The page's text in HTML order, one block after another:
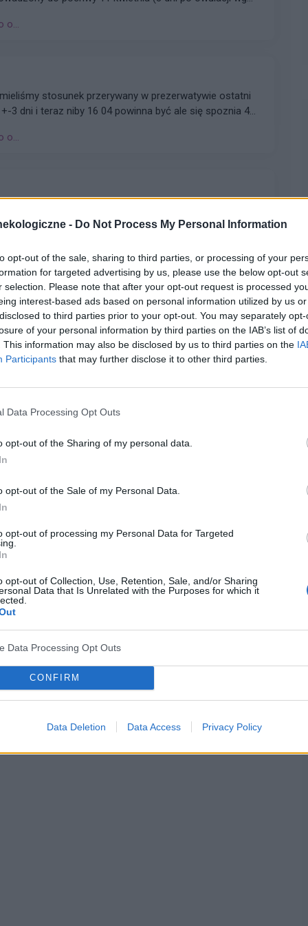
- Do Not Process My Personal Information
opt-out of the sale, sharing to third parties, or processing of your
for targeted advertising by us, please use the below opt-out
selection. Please note that after your opt-out request is processed
interest-based ads based on personal information utilized by us
to third parties prior to your opt-out. You may separately
of your personal information by third parties on the IAB’s list of
This information may also be disclosed by us to third parties on the
Participants that may further disclose it to other third parties.
Data Processing Opt Outs
opt-out of the Sharing of my personal data.
opt-out of the Sale of my Personal Data.
opt-out of processing my Personal Data for Targeted
opt-out of Collection, Use, Retention, Sale, and/or Sharing
Data that Is Unrelated with the Purposes for which it
Data Processing Opt Outs
CONFIRM
Data Deletion Data Access Privacy Policy
się całkowicie szczelna w teście wody i
o...
stosunek przerywany w prezerwatywie ostatni
3 dni i teraz niby 16 04 powinna być ale się spoznia 4
o...
opakowania leków ale zdarzyła się taka
z bistra w tym czasie było zbliżenie tabletkę przyjęłam
Czy muszę zaczynać kolejne opakowanie abym
antykoncepcyjna plastry antykoncepcyjne